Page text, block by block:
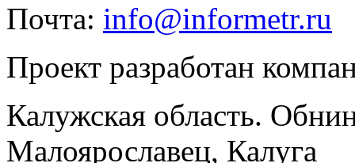
Почта: info@informetr.ru
Проект разработан
Калужская область.
Малоярославец, Калуга